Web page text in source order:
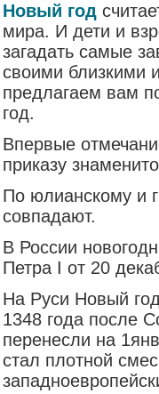
Новый год
мира. И дети и
загадать самые
своими близкими
предлагаем вам
год.
Впервые
приказу
По юлианскому и
совпадают.
В России
Петра I от 20
На Руси Новый
1348 года после
перенесли на
стал плотной